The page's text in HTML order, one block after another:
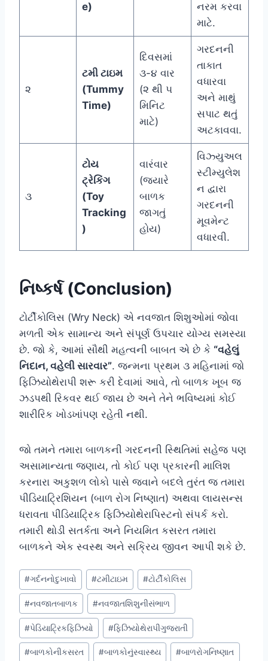
e)
નરમ કરવા
માટે.
૨
ટમી ટાઇમ
(Tummy
Time)
દિવસમાં
૩-૪ વાર
(૨ થી ૫
મિનિટ
માટે)
ગરદનની
તાકાત
વધારવા
અને માથું
સપાટ થતું
અટકાવવા.
૩
ટોય
ટ્રેકિંગ
(Toy
Tracking
)
વારંવાર
(જ્યારે
બાળક
જાગતું
હોય)
વિઝ્યુઅલ
સ્ટીમ્યુલેશ
ન દ્વારા
ગરદનની
મૂવમેન્ટ
વધારવી.
નિષ્કર્ષ (Conclusion)
ટોર્ટીકોલિસ (Wry Neck) એ નવજાત શિશુઓમાં જોવા
મળતી એક સામાન્ય અને સંપૂર્ણ ઉપચાર યોગ્ય સમસ્યા
છે. જો કે, આમાં સૌથી મહત્વની બાબત એ છે કે “વહેલું
નિદાન, વહેલી સારવાર”. જન્મના પ્રથમ ૩ મહિનામાં જો
ફિઝિયોથેરાપી શરૂ કરી દેવામાં આવે, તો બાળક ખૂબ જ
ઝડપથી રિકવર થઈ જાય છે અને તેને ભવિષ્યમાં કોઈ
શારીરિક ખોડખાંપણ રહેતી નથી.
જો તમને તમારા બાળકની ગરદનની સ્થિતિમાં સહેજ પણ
અસામાન્યતા જણાય, તો કોઈ પણ પ્રકારની માલિશ
કરનારા અકુશળ લોકો પાસે જવાને બદલે તુરંત જ તમારા
પીડિયાટ્રિશિયન (બાળ રોગ નિષ્ણાત) અથવા લાયસન્સ
ધરાવતા પીડિયાટ્રિક ફિઝિયોથેરાપિસ્ટનો સંપર્ક કરો.
તમારી થોડી સતર્કતા અને નિયમિત કસરત તમારા
બાળકને એક સ્વસ્થ અને સક્રિય જીવન આપી શકે છે.
Post
Tags:
#ગર્દનનોદુખાવો #ટમીટાઇમ #ટોર્ટીકોલિસ
#નવજાતબાળક #નવજાતશિશુનીસંભાળ
#પેડિયાટ્રિકફિઝિયો #ફિઝિયોથેરાપીગુજરાતી
#બાળકોનીકસરત #બાળકોનુંસ્વાસ્થ્ય #બાળરોગનિષ્ણાત